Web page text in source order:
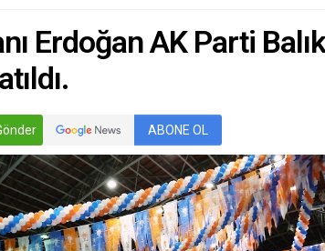
Erdoğan AK Parti
ABONE OL